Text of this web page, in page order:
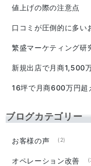
値上げの際の注意点
口コミが圧倒的に多い
繁盛マーケティング研
新規出店で月商1,500
16坪で月商600万円超
ブログカテゴリー
お客様の声 (2)
オペレーション改善